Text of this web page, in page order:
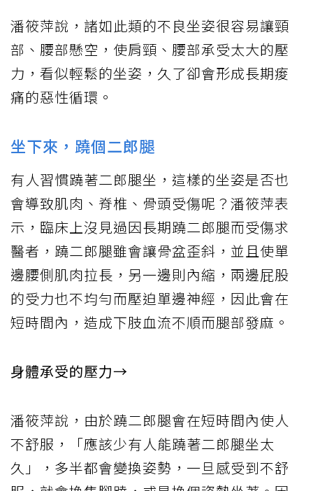
潘筱萍說，諸如此類的不良坐姿很容易讓頸
部、腰部懸空，使肩頸、腰部承受太大的壓
力，看似輕鬆的坐姿，久了卻會形成長期痠
痛的惡性循環。
坐下來，蹺個二郎腿
有人習慣蹺著二郎腿坐，這樣的坐姿是否也
會導致肌肉、脊椎、骨頭受傷呢？潘筱萍表
示，臨床上沒見過因長期蹺二郎腿而受傷求
醫者，蹺二郎腿雖會讓骨盆歪斜，並且使單
邊腰側肌肉拉長，另一邊則內縮，兩邊屁股
的受力也不均勻而壓迫單邊神經，因此會在
短時間內，造成下肢血流不順而腿部發麻。
身體承受的壓力→
潘筱萍說，由於蹺二郎腿會在短時間內使人
不舒服，「應該少有人能蹺著二郎腿坐太
久」，多半都會變換姿勢，一旦感受到不舒